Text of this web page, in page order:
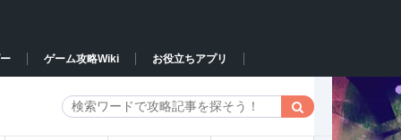
ゲーム攻略Wiki お役立ちアプリ